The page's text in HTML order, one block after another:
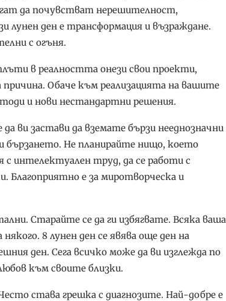
да почувстват нерешителност,
лунен ден е трансформация и възраждане.
с огъня.
в реалността онези свои проекти,
Обаче към реализацията на вашите
и нови нестандартни решения.
ви застави да вземате бързи нееднозначни
бързането. Не планирайте нищо, което
с интелектуален труд, да се работи с
Благоприятно е за миротворческа и
Старайте се да ги избягвате. Всяка ваша
8 лунен ден се явява още ден на
ден. Сега всичко може да ви изглежда по
към своите близки.
става грешка с диагнозите. Най-добре е